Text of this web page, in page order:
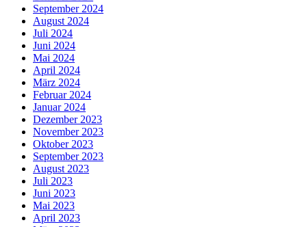
September 2024
August 2024
Juli 2024
Juni 2024
Mai 2024
April 2024
März 2024
Februar 2024
Januar 2024
Dezember 2023
November 2023
Oktober 2023
September 2023
August 2023
Juli 2023
Juni 2023
Mai 2023
April 2023